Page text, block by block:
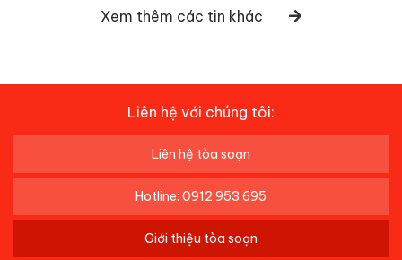
Xem thêm các tin khác
Liên hệ với chúng tôi:
Liên hệ tòa soạn
Hotline: 0912 953 695
Giới thiệu tòa soạn